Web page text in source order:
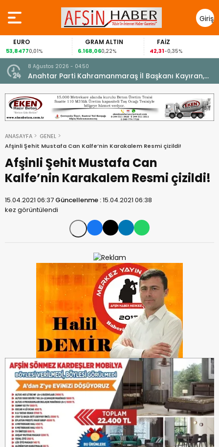
Giriş
Yap
EURO
53,84770,01%
GRAM ALTIN
6.168,060,22%
FAİZ
42,31-0,35%
8 Ağustos 2026 - 04:50
Anahtar Parti Kahramanmaraş İl Başkanı Kayıran,
Afşin Teşkilatı ile buluştu.
ANASAYFA
GENEL
Afşinli Şehit Mustafa Can Kalfe’nin Karakalem Resmi çizildi!
Afşinli Şehit Mustafa Can
Kalfe’nin Karakalem Resmi çizildi!
15.04.2021 06:37 Güncellenme :15.04.2021 06:38
kez görüntülendi